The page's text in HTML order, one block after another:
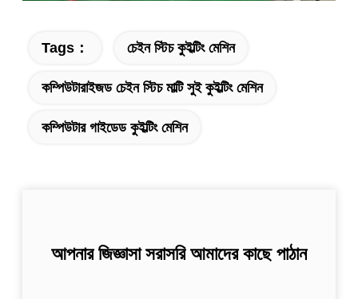
Tags： চেইন স্টিচ কুইল্টিং মেশিন
কম্পিউটারাইজড চেইন স্টিচ মাল্টি সুই কুইল্টিং মেশিন
কম্পিউটার গাইডেড কুইল্টিং মেশিন
আপনার জিজ্ঞাসা সরাসরি আমাদের কাছে পাঠান